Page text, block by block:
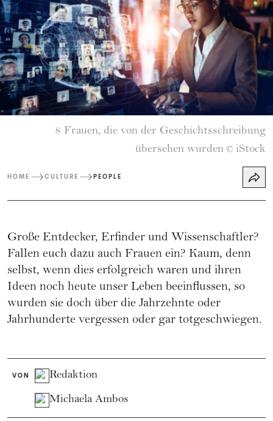
8 Frauen, die von der Geschichtsschreibung
übersehen wurden © iStock
HOME CULTURE PEOPLE
Große Entdecker, Erfinder und Wissenschaftler?
Fallen euch dazu auch Frauen ein? Kaum, denn
selbst, wenn dies erfolgreich waren und ihren
Ideen noch heute unser Leben beeinflussen, so
wurden sie doch über die Jahrzehnte oder
Jahrhunderte vergessen oder gar totgeschwiegen.
VON Redaktion
Michaela Ambos